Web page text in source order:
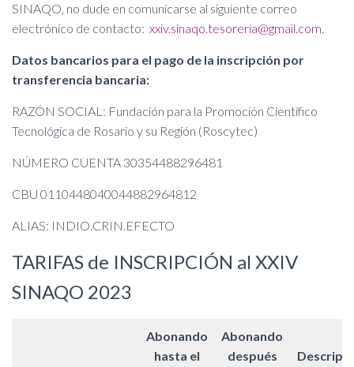
SINAQO, no dude en comunicarse al siguiente correo
electrónico de contacto: xxiv.sinaqo.tesoreria@gmail.com.
Datos bancarios para el pago de la inscripción por
transferencia bancaria:
RAZÓN SOCIAL: Fundación para la Promoción Científico
Tecnológica de Rosario y su Región (Roscytec)
NÚMERO CUENTA 30354488296481
CBU 0110448040044882964812
ALIAS: INDIO.CRIN.EFECTO
TARIFAS de INSCRIPCIÓN al XXIV
SINAQO 2023
Abonando
hasta el
Abonando
después